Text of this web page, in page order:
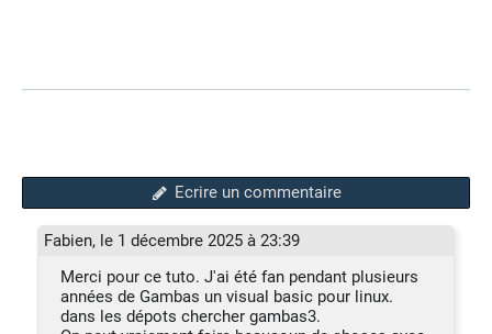
Ecrire un commentaire
Fabien, le 1 décembre 2025 à 23:39
Merci pour ce tuto. J'ai été fan pendant plusieurs
années de Gambas un visual basic pour linux.
dans les dépots chercher gambas3.